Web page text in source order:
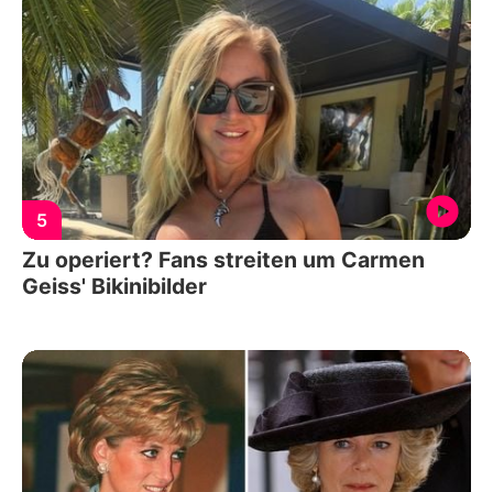
5
Zu operiert? Fans streiten um Carmen
Geiss' Bikinibilder